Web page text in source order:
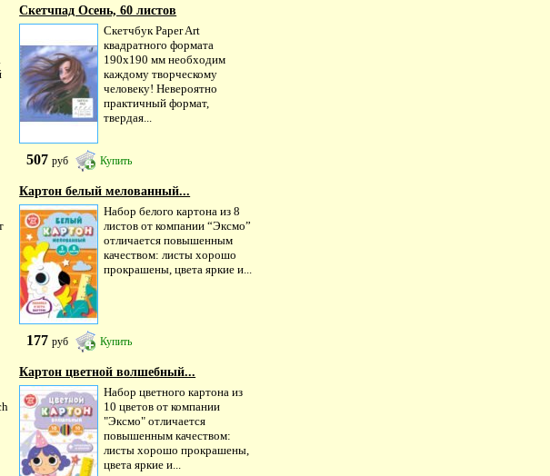
Скетчпад Осень, 60 листов
Скетчбук Paper Art
квадратного формата
190х190 мм необходим
каждому творческому
человеку! Невероятно
практичный формат,
твердая...
507руб Купить
Картон белый мелованный...
Набор белого картона из 8
листов от компании “Эксмо”
отличается повышенным
качеством: листы хорошо
прокрашены, цвета яркие и...
177руб Купить
Картон цветной волшебный...
Набор цветного картона из
10 цветов от компании
"Эксмо" отличается
повышенным качеством:
листы хорошо прокрашены,
цвета яркие и...